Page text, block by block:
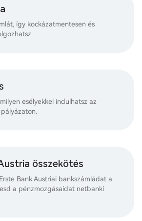
így kockázatmentesen és
esélyekkel indulhatsz az
összekötés
Bank Austriai bankszámládat a
a pénzmozgásaidat netbanki